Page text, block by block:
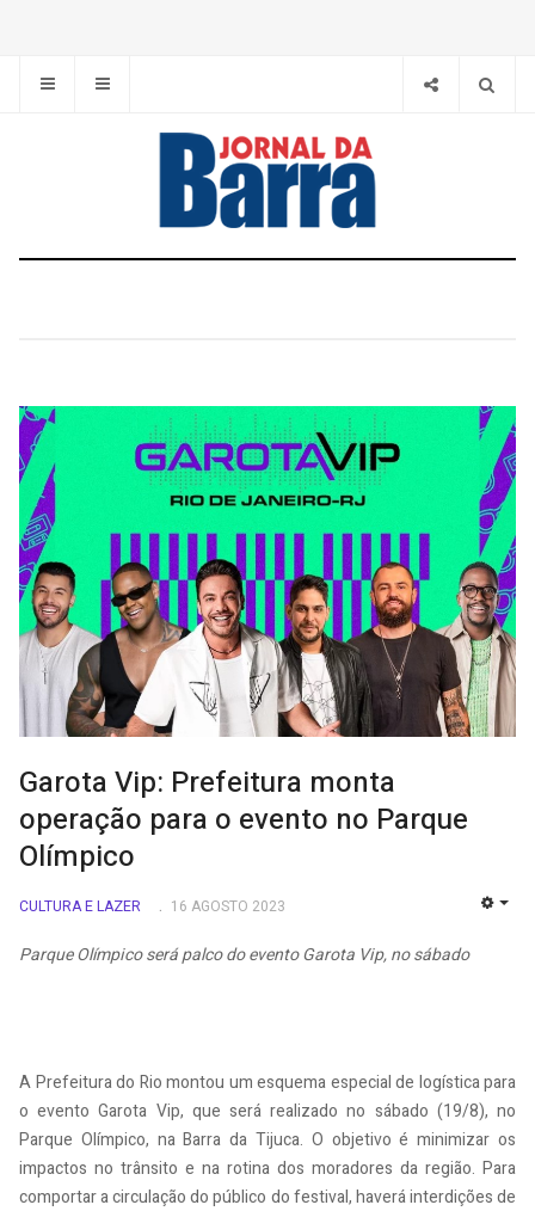
Garota Vip: Prefeitura monta
operação para o evento no Parque
Olímpico
CULTURA E LAZER 16 AGOSTO 2023
Parque Olímpico será palco do evento Garota Vip, no sábado
A Prefeitura do Rio montou um esquema especial de logística para
o evento Garota Vip, que será realizado no sábado (19/8), no
Parque Olímpico, na Barra da Tijuca. O objetivo é minimizar os
impactos no trânsito e na rotina dos moradores da região. Para
comportar a circulação do público do festival, haverá interdições de